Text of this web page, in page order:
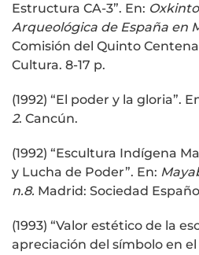
Estructura CA-3”. En:
Arqueológica de España en
Comisión del Quinto
Cultura. 8-17 p.
(1992) “El poder y la gloria”.
2. Cancún.
(1992) “Escultura Indígena
y Lucha de Poder”. En:
n.8. Madrid: Sociedad
(1993) “Valor estético de la
apreciación del símbolo en el